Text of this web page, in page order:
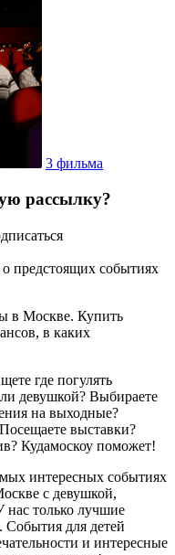
3 фильма
рассылку?
предстоящих событиях
в Москве. Купить
в каких
где погулять
девушкой? Выбираете
на выходные?
выставки?
Кудамоскоу поможет!
интересных событиях
с девушкой,
только лучшие
для детей
и интересные